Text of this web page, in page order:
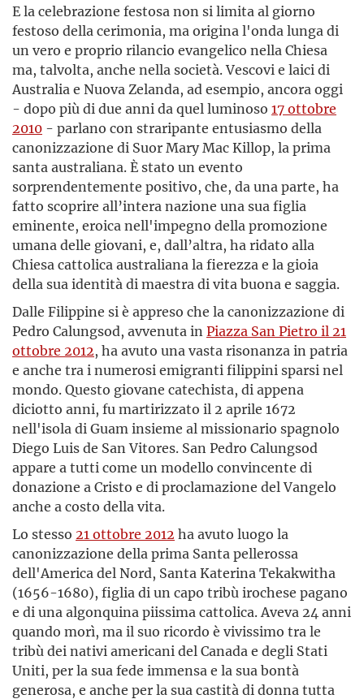
E la celebrazione festosa non si limita al giorno
festoso della cerimonia, ma origina l'onda lunga di
un vero e proprio rilancio evangelico nella Chiesa
ma, talvolta, anche nella società. Vescovi e laici di
Australia e Nuova Zelanda, ad esempio, ancora oggi
- dopo più di due anni da quel luminoso 17 ottobre
2010 - parlano con straripante entusiasmo della
canonizzazione di Suor Mary Mac Killop, la prima
santa australiana. È stato un evento
sorprendentemente positivo, che, da una parte, ha
fatto scoprire all’intera nazione una sua figlia
eminente, eroica nell'impegno della promozione
umana delle giovani, e, dall’altra, ha ridato alla
Chiesa cattolica australiana la fierezza e la gioia
della sua identità di maestra di vita buona e saggia.
Dalle Filippine si è appreso che la canonizzazione di
Pedro Calungsod, avvenuta in Piazza San Pietro il 21
ottobre 2012, ha avuto una vasta risonanza in patria
e anche tra i numerosi emigranti filippini sparsi nel
mondo. Questo giovane catechista, di appena
diciotto anni, fu martirizzato il 2 aprile 1672
nell'isola di Guam insieme al missionario spagnolo
Diego Luis de San Vitores. San Pedro Calungsod
appare a tutti come un modello convincente di
donazione a Cristo e di proclamazione del Vangelo
anche a costo della vita.
Lo stesso 21 ottobre 2012 ha avuto luogo la
canonizzazione della prima Santa pellerossa
dell'America del Nord, Santa Katerina Tekakwitha
(1656-1680), figlia di un capo tribù irochese pagano
e di una algonquina piissima cattolica. Aveva 24 anni
quando morì, ma il suo ricordo è vivissimo tra le
tribù dei nativi americani del Canada e degli Stati
Uniti, per la sua fede immensa e la sua bontà
generosa, e anche per la sua castità di donna tutta